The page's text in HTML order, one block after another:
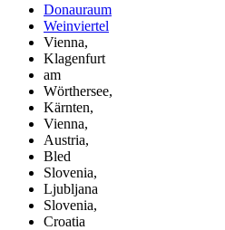
Donauraum
Weinviertel
Vienna,
Klagenfurt
am
Wörthersee,
Kärnten,
Vienna,
Austria,
Bled
Slovenia,
Ljubljana
Slovenia,
Croatia